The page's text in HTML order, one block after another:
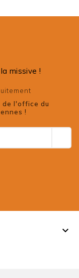
missive !
de l'office du
!
